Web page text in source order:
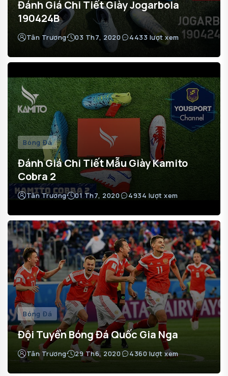
Đánh Giá Chi Tiết Giày Jogarbola
190424B
Tân Trương 03 Th7, 2020 4433 lượt xem
Bóng Đá
Đánh Giá Chi Tiết Mẫu Giày Kamito
Cobra 2
Tân Trương 01 Th7, 2020 4934 lượt xem
Bóng Đá
Đội Tuyển Bóng Đá Quốc Gia Nga
Tân Trương 29 Th6, 2020 4360 lượt xem